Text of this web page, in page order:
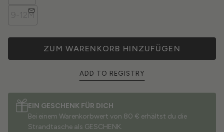
9-12M
ZUM WARENKORB HINZUFÜGEN
ADD TO REGISTRY
EIN GESCHENK FÜR DICH
Bei einem Warenkorbwert von 80 € erhältst du die
Strandtasche als GESCHENK.